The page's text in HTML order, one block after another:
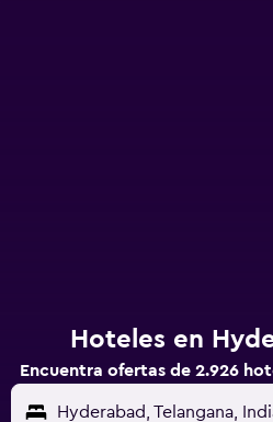
Hoteles en
Encuentra ofertas de 2.926
Hyderabad, Telangana,